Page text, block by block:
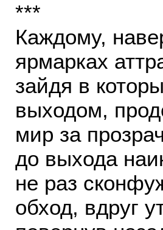
***
Каждому,
ярмарках
зайдя в
выходом,
мир за
до выхода
не раз
обход, вдруг